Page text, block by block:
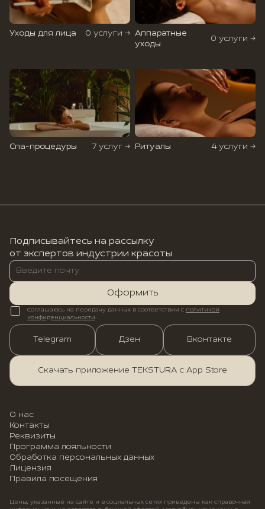
Уходы для лица 0 услуги → Аппаратные
уходы
0 услуги →
Спа-процедуры 7 услуг → Ритуалы 4 услуги →
Подписывайтесь на рассылку
от экспертов индустрии красоты
Оформить
Соглашаюсь на передачу данных в соответствии с политикой
конфиденциальности.
Telegram Дзен Вконтакте
Скачать приложение TEKSTURA с App Store
О нас
Контакты
Реквизиты
Программа лояльности
Обработка персональных данных
Лицензия
Правила посещения
Цены, указанные на сайте и в социальных сетях приведены как справочная